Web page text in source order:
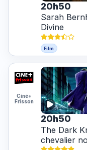
20h50
Sarah
Divine
Film
Ciné+
Frisson
20h50
The Dark
chevalier